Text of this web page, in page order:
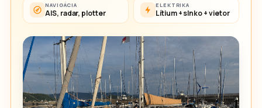
NAVIGÁCIA
AIS, radar, plotter
ELEKTRIKA
Lítium + slnko + vietor